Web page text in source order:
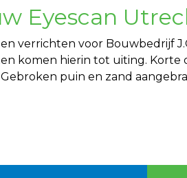
Eyescan
verrichten voor Bouwbedrijf
komen hierin tot uiting.
puin en zand